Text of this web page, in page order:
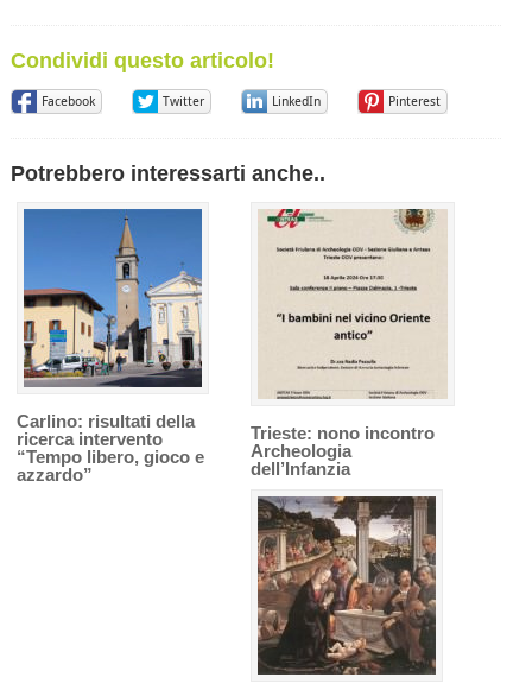
Condividi questo articolo!
Facebook Twitter LinkedIn Pinterest
Potrebbero interessarti anche..
Carlino: risultati della
ricerca intervento
“Tempo libero, gioco e
azzardo”
Trieste: nono incontro
Archeologia
dell’Infanzia